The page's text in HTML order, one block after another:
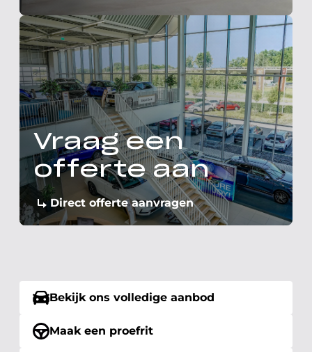
Vraag een
offerte aan
Direct offerte aanvragen
Bekijk ons volledige aanbod
Maak een proefrit